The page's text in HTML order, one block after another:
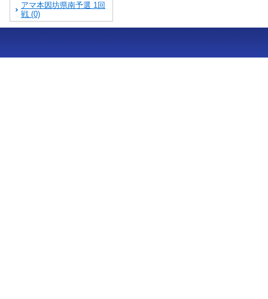
アマ本因坊県南予選 1回
戦 (0)